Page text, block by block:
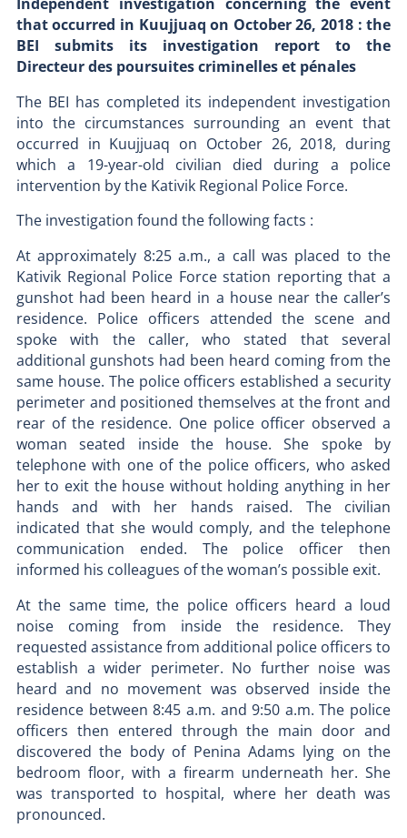
that occurred in Kuujjuaq on October 26, 2018 : the
BEI submits its investigation report to the
Directeur des poursuites criminelles et pénales
The BEI has completed its independent investigation
into the circumstances surrounding an event that
occurred in Kuujjuaq on October 26, 2018, during
which a 19-year-old civilian died during a police
intervention by the Kativik Regional Police Force.
The investigation found the following facts :
At approximately 8:25 a.m., a call was placed to the
Kativik Regional Police Force station reporting that a
gunshot had been heard in a house near the caller’s
residence. Police officers attended the scene and
spoke with the caller, who stated that several
additional gunshots had been heard coming from the
same house. The police officers established a security
perimeter and positioned themselves at the front and
rear of the residence. One police officer observed a
woman seated inside the house. She spoke by
telephone with one of the police officers, who asked
her to exit the house without holding anything in her
hands and with her hands raised. The civilian
indicated that she would comply, and the telephone
communication ended. The police officer then
informed his colleagues of the woman’s possible exit.
At the same time, the police officers heard a loud
noise coming from inside the residence. They
requested assistance from additional police officers to
establish a wider perimeter. No further noise was
heard and no movement was observed inside the
residence between 8:45 a.m. and 9:50 a.m. The police
officers then entered through the main door and
discovered the body of Penina Adams lying on the
bedroom floor, with a firearm underneath her. She
was transported to hospital, where her death was
pronounced.